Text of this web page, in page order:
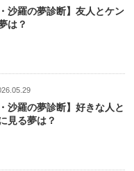
沙羅の夢診断】友人とケン
は？
沙羅の夢診断】好きな人と
見る夢は？